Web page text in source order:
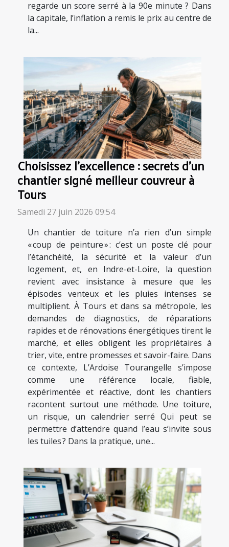
regarde un score serré à la 90e minute ? Dans
la capitale, l’inflation a remis le prix au centre de
la...
Choisissez l’excellence : secrets d’un
chantier signé meilleur couvreur à
Tours
Samedi 27 juin 2026 09:54
Un chantier de toiture n’a rien d’un simple
« coup de peinture » : c’est un poste clé pour
l’étanchéité, la sécurité et la valeur d’un
logement, et, en Indre-et-Loire, la question
revient avec insistance à mesure que les
épisodes venteux et les pluies intenses se
multiplient. À Tours et dans sa métropole, les
demandes de diagnostics, de réparations
rapides et de rénovations énergétiques tirent le
marché, et elles obligent les propriétaires à
trier, vite, entre promesses et savoir-faire. Dans
ce contexte, L’Ardoise Tourangelle s’impose
comme une référence locale, fiable,
expérimentée et réactive, dont les chantiers
racontent surtout une méthode. Une toiture,
un risque, un calendrier serré Qui peut se
permettre d’attendre quand l’eau s’invite sous
les tuiles ? Dans la pratique, une...